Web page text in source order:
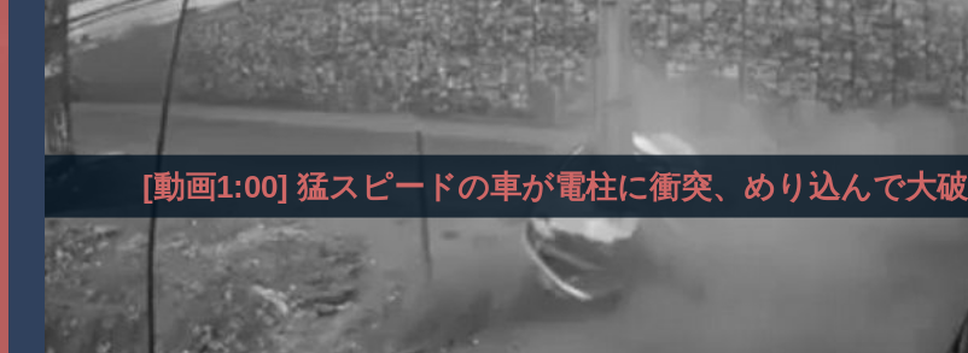
[動画1:00] 猛スピードの車が電柱に衝突、めり込んで大破